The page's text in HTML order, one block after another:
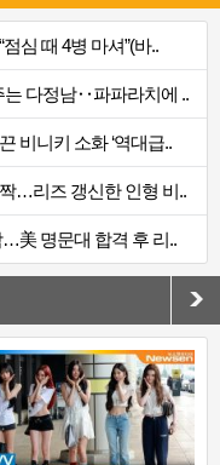
심 때 4병 마셔”(바..
는 다정남‥파파라치에 ..
비니키 소화 ‘역대급..
…리즈 갱신한 인형 비..
美 명문대 합격 후 리..